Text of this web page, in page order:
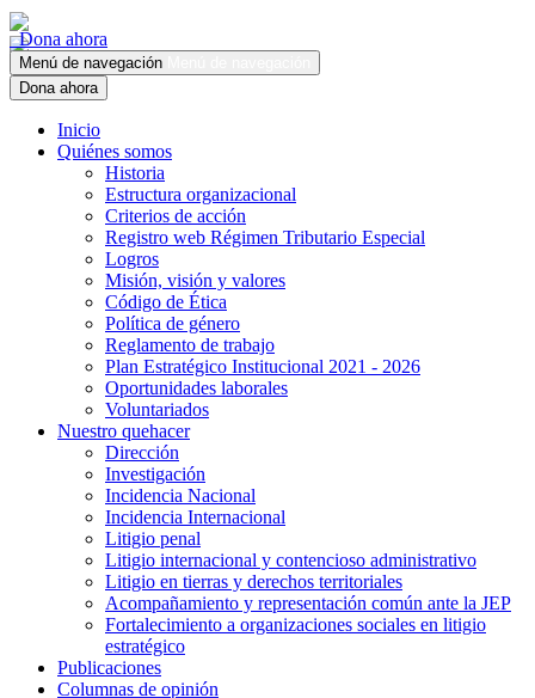
Dona ahora
Menú de navegación
Dona ahora
Inicio
Quiénes somos
Historia
Estructura organizacional
Criterios de acción
Registro web Régimen Tributario Especial
Logros
Misión, visión y valores
Código de Ética
Política de género
Reglamento de trabajo
Plan Estratégico Institucional 2021 - 2026
Oportunidades laborales
Voluntariados
Nuestro quehacer
Dirección
Investigación
Incidencia Nacional
Incidencia Internacional
Litigio penal
Litigio internacional y contencioso administrativo
Litigio en tierras y derechos territoriales
Acompañamiento y representación común ante la JEP
Fortalecimiento a organizaciones sociales en litigio
estratégico
Publicaciones
Columnas de opinión